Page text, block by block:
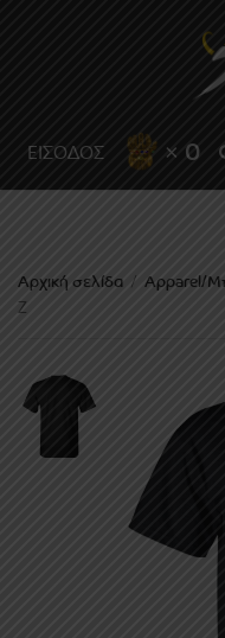
ΕΙΣΟΔΟΣ × 0
Αρχική σελίδα / Apparel/
Z